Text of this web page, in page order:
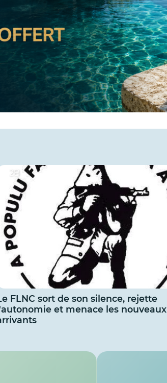
2B
FLNC sort de son silence, rejette
et menace les nouveaux